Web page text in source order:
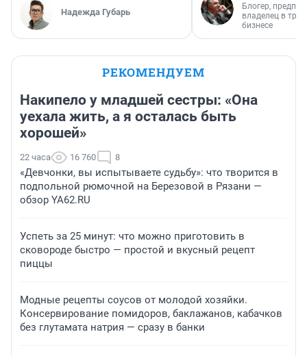
Надежда Губарь
Блогер,
владелец в
бизнесе
РЕКОМЕНДУЕМ
Накипело у младшей сестры: «Она
уехала жить, а я осталась быть
хорошей»
22 часа 16 760 8
«Девчонки, вы испытываете судьбу»: что творится в
подпольной рюмочной на Березовой в Рязани —
обзор YA62.RU
Успеть за 25 минут: что можно приготовить в
сковороде быстро — простой и вкусный рецепт
пиццы
Модные рецепты соусов от молодой хозяйки.
Консервирование помидоров, баклажанов, кабачков
без глутамата натрия — сразу в банки